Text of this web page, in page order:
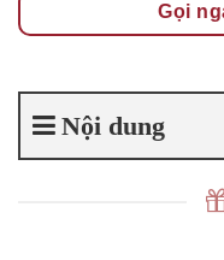
Gọi
Nội dung